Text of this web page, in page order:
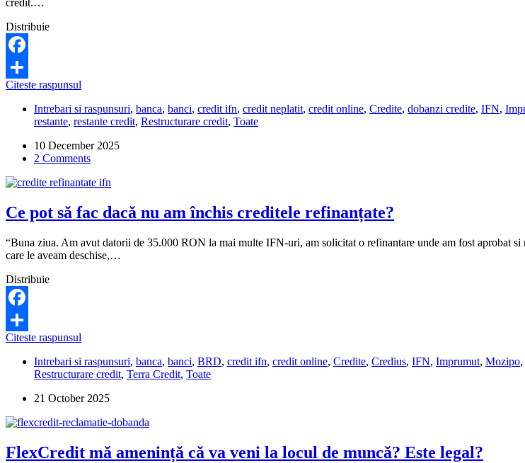
credit.…
Distribuie
Facebook
Share
Citeste raspunsul
de
dobânzile
la
creditele
urilor?
Intrebari si raspunsuri, banca, banci, credit ifn, credit neplatit, credit online, Credite, dobanzi credite, IFN,
restante, restante credit, Restructurare credit, Toate
10 December 2025
2 Comments
Ce pot să fac dacă nu am închis creditele refinanțate?
“Buna ziua. Am avut datorii de 35.000 RON la mai multe IFN-uri, am solicitat o refinantare unde am fost aprobat
care le aveam deschise,…
Distribuie
Facebook
Share
Citeste raspunsul
să
fac
nu
închis
refinanțate?
Intrebari si raspunsuri, banca, banci, BRD, credit ifn, credit online, Credite, Credius, IFN, Imprumut, Mozipo,
Restructurare credit, Terra Credit, Toate
21 October 2025
FlexCredit mă amenință că va veni la locul de muncă? Este legal?